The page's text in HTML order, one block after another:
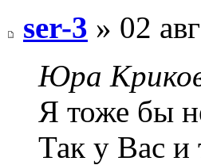
ser-3 » 02
Юра
Я тоже бы
Так у Вас и